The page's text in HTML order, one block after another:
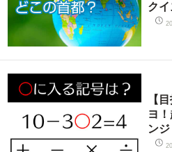
クイ
【
ヨ
ンジ